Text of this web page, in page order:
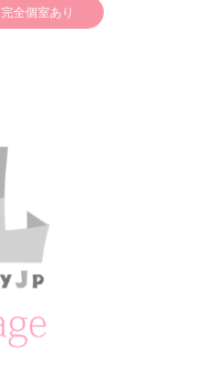
完全個室あり